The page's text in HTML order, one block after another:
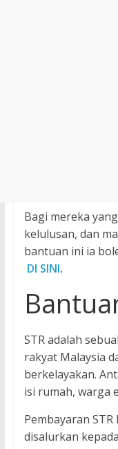
Bagi mereka
kelulusan, dan
bantuan ini ia
DI SINI.
STR adalah
rakyat Malaysia
berkelayakan.
isi rumah, warga
Pembayaran
disalurkan